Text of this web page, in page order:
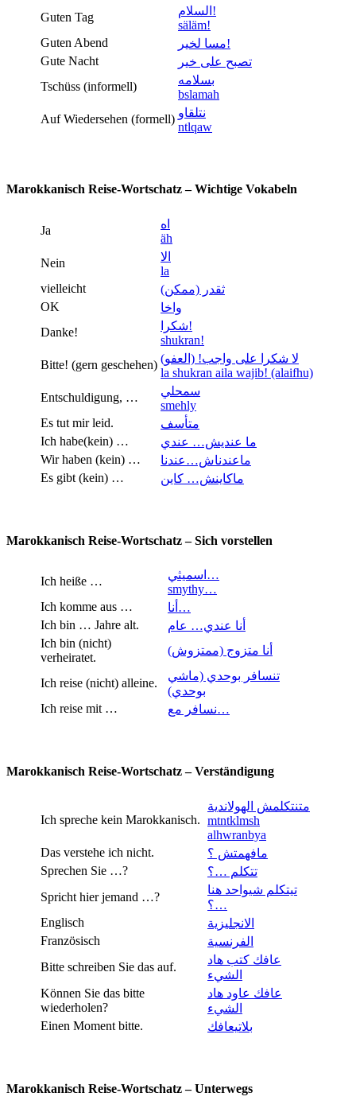
Guten Tag
السلام!
säläm!
Guten Abend
مسا لخير!
Gute Nacht
تصبح على خير
Tschüss (informell)
بسلامه
bslamah
Auf Wiedersehen (formell) نتلقاو
ntlqaw
Marokkanisch Reise-Wortschatz – Wichtige Vokabeln
Ja
اه
äh
Nein
الا
la
vielleicht
ثقدر (ممكن)
OK
واخا
Danke!
شكرا!
shukran!
Bitte! (gern geschehen) لا شكرا على واجب! (العفو)
la shukran aila wajib! (alaifhu)
Entschuldigung, …
سمحلي
smehly
Es tut mir leid.
متأسف
Ich habe(kein) …
ما عنديش… عندي
Wir haben (kein) …
ماعندناش…عندنا
Es gibt (kein) …
ماكاينش… كاين
Marokkanisch Reise-Wortschatz – Sich vorstellen
Ich heiße …
اسميثي…
smythy…
Ich komme aus …
أنا…
Ich bin … Jahre alt.
أنا عندي… عام
Ich bin (nicht)
verheiratet.
أنا متزوج (ممتزوش)
Ich reise (nicht) alleine.
تنسافر بوحدي (ماشي
بوحدي)
Ich reise mit …
نسافر مع…
Marokkanisch Reise-Wortschatz – Verständigung
Ich spreche kein Marokkanisch.
متنتكلمش الهولاندية
mtntklmsh
alhwranbya
Das verstehe ich nicht.
مافهمتش ؟
Sprechen Sie …?
تتكلم …؟
Spricht hier jemand …?
تيتكلم شيواحد هنا
…؟
Englisch
الانجليزية
Französisch
الفرنسية
Bitte schreiben Sie das auf.
عافك كتب هاد
الشيء
Können Sie das bitte
wiederholen?
عافك عاود هاد
الشيء
Einen Moment bitte.
بلاتيعافك
Marokkanisch Reise-Wortschatz – Unterwegs